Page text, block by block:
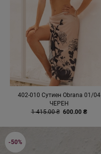
402-010 Сутиен Obrana 01/04
ЧЕРЕН
1 415.00 ₴ 600.00 ₴
-50%